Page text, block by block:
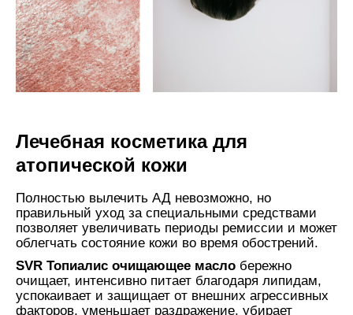
Лечебная косметика для
атопической кожи
Полностью вылечить АД невозможно, но
правильный уход за специальными средствами
позволяет увеличивать периоды ремиссии и может
облегчать состояние кожи во время обострений.
SVR Топиалис очищающее масло бережно
очищает, интенсивно питает благодаря липидам,
успокаивает и защищает от внешних агрессивных
факторов, уменьшает раздражение, убирает